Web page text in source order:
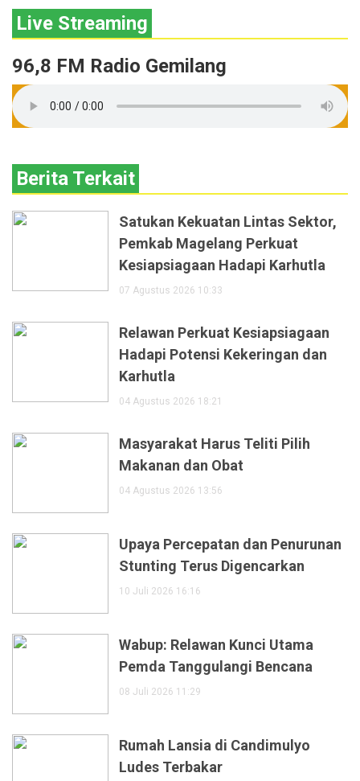
Live Streaming
96,8 FM Radio Gemilang
Berita Terkait
Satukan Kekuatan Lintas Sektor,
Pemkab Magelang Perkuat
Kesiapsiagaan Hadapi Karhutla
07 Agustus 2026 10:33
Relawan Perkuat Kesiapsiagaan
Hadapi Potensi Kekeringan dan
Karhutla
04 Agustus 2026 18:21
Masyarakat Harus Teliti Pilih
Makanan dan Obat
04 Agustus 2026 13:56
Upaya Percepatan dan Penurunan
Stunting Terus Digencarkan
10 Juli 2026 16:16
Wabup: Relawan Kunci Utama
Pemda Tanggulangi Bencana
08 Juli 2026 11:29
Rumah Lansia di Candimulyo
Ludes Terbakar